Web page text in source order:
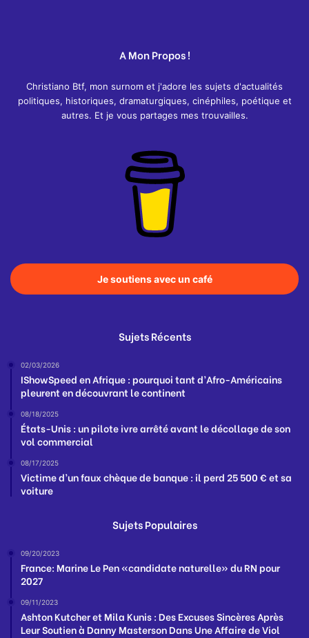
A Mon Propos !
Christiano Btf, mon surnom et j'adore les sujets d'actualités
politiques, historiques, dramaturgiques, cinéphiles, poétique et
autres. Et je vous partages mes trouvailles.
Je soutiens avec un café
Sujets Récents
02/03/2026
IShowSpeed en Afrique : pourquoi tant d’Afro-Américains
pleurent en découvrant le continent
08/18/2025
États-Unis : un pilote ivre arrêté avant le décollage de son
vol commercial
08/17/2025
Victime d’un faux chèque de banque : il perd 25 500 € et sa
voiture
Sujets Populaires
09/20/2023
France: Marine Le Pen «candidate naturelle» du RN pour
2027
09/11/2023
Ashton Kutcher et Mila Kunis : Des Excuses Sincères Après
Leur Soutien à Danny Masterson Dans Une Affaire de Viol